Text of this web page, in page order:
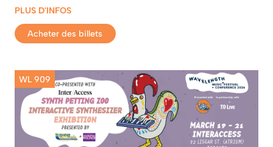
PLUS D'INFOS
Acheter des billets
WL 909